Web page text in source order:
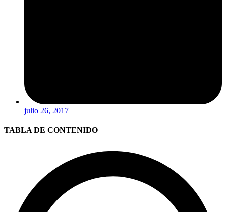
julio 26, 2017
TABLA DE CONTENIDO